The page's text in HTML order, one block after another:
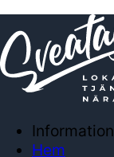
Information
Hem